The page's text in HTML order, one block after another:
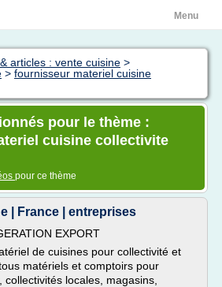
Menu
articles : vente cuisine >
> fournisseur materiel cuisine
pour le thème :
cuisine collectivite
pour ce thème
| France | entreprises
EXPORT
de cuisines pour collectivité et
matériels et comptoirs pour
locales, magasins,